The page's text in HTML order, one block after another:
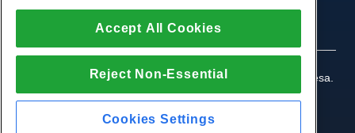
Windows não gerenciado VPS
Servidores de nuvem
Balanceadores de carga
Armazenamento em Bloco
Armazenamento de Objetos
Contate-Nos
pressione
Programa de Afiliados
Aplicação da lei
Acordo de Afiliado
Apoio, suporte
Conversar ao vivo conosco
Abra um bilhete de suporte
© 2010-2026 Hostwinds, uma HostPapa Inc. empresa.
Accept All Cookies
Reject Non-Essential
Cookies Settings